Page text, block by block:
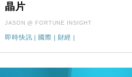
晶片
JASON @ FORTUNE INSIGHT
即時快訊 | 國際 | 財經 |